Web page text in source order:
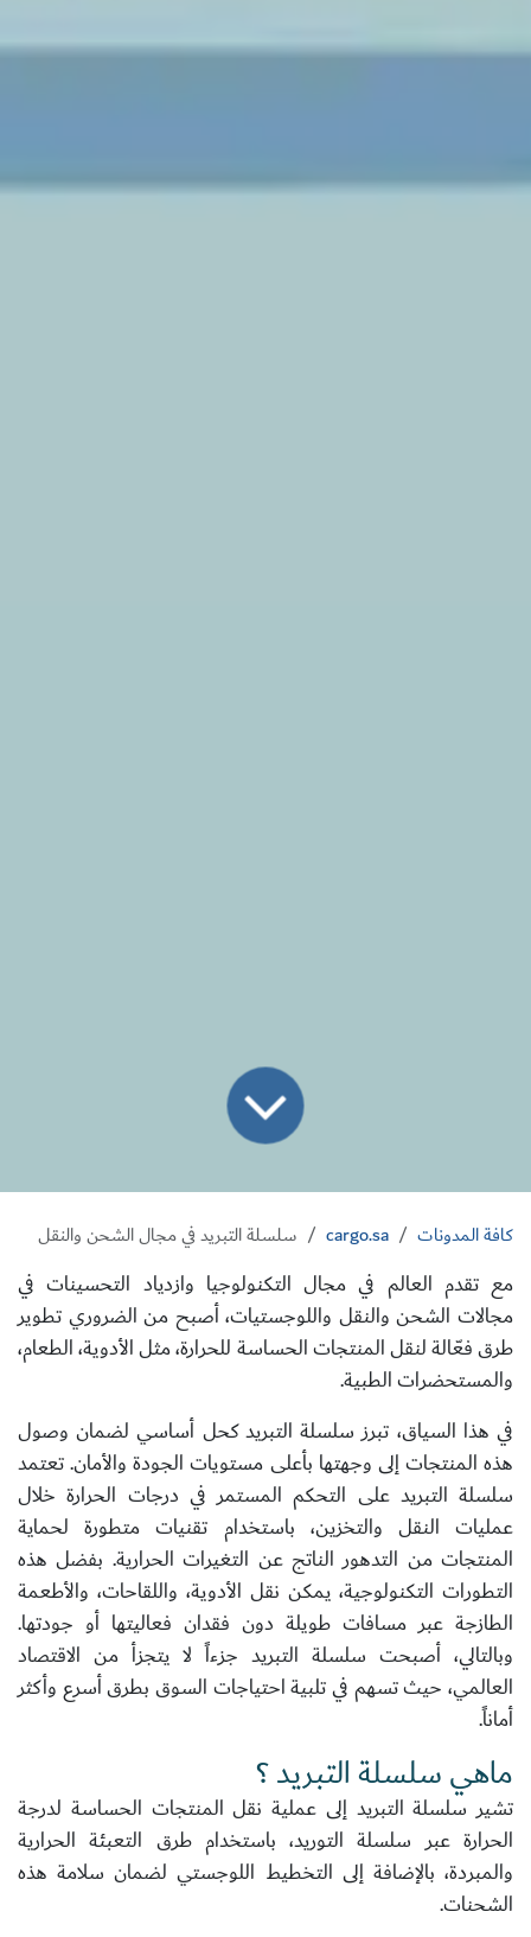
كافة المدونات cargo.sa سلسلة التبريد في مجال الشحن والنقل
مع تقدم العالم في مجال التكنولوجيا وازدياد التحسينات في
مجالات الشحن والنقل واللوجستيات، أصبح من الضروري تطوير
طرق فعّالة لنقل المنتجات الحساسة للحرارة، مثل الأدوية، الطعام،
والمستحضرات الطبية.
في هذا السياق، تبرز سلسلة التبريد كحل أساسي لضمان وصول
هذه المنتجات إلى وجهتها بأعلى مستويات الجودة والأمان. تعتمد
سلسلة التبريد على التحكم المستمر في درجات الحرارة خلال
عمليات النقل والتخزين، باستخدام تقنيات متطورة لحماية
المنتجات من التدهور الناتج عن التغيرات الحرارية. بفضل هذه
التطورات التكنولوجية، يمكن نقل الأدوية، واللقاحات، والأطعمة
الطازجة عبر مسافات طويلة دون فقدان فعاليتها أو جودتها.
وبالتالي، أصبحت سلسلة التبريد جزءاً لا يتجزأ من الاقتصاد
العالمي، حيث تسهم في تلبية احتياجات السوق بطرق أسرع وأكثر
أماناً.
ماهي سلسلة التبريد ؟
تشير سلسلة التبريد إلى عملية نقل المنتجات الحساسة لدرجة
الحرارة عبر سلسلة التوريد، باستخدام طرق التعبئة الحرارية
والمبردة، بالإضافة إلى التخطيط اللوجستي لضمان سلامة هذه
الشحنات.